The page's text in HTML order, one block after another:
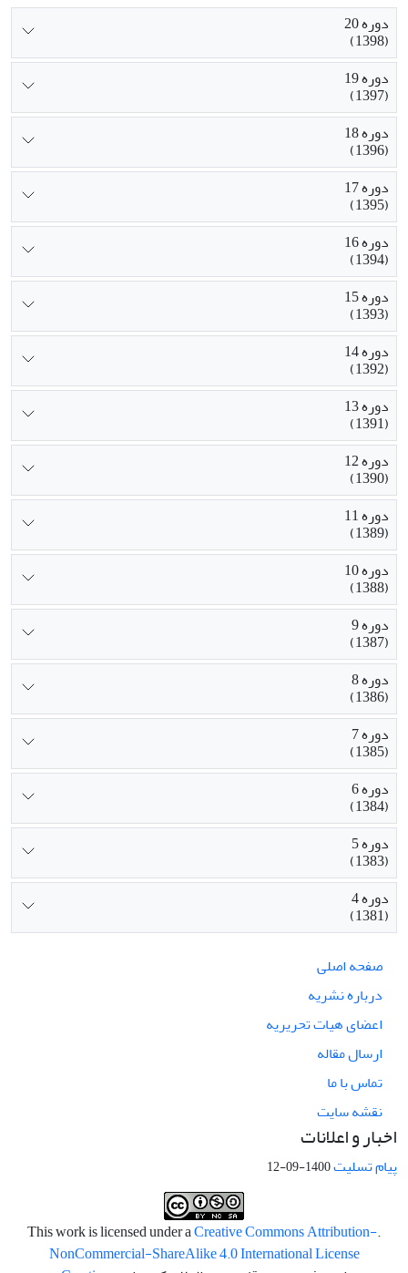
دوره 20
(1398)
دوره 19
(1397)
دوره 18
(1396)
دوره 17
(1395)
دوره 16
(1394)
دوره 15
(1393)
دوره 14
(1392)
دوره 13
(1391)
دوره 12
(1390)
دوره 11
(1389)
دوره 10
(1388)
دوره 9
(1387)
دوره 8
(1386)
دوره 7
(1385)
دوره 6
(1384)
دوره 5
(1383)
دوره 4
(1381)
صفحه اصلی
درباره نشریه
اعضای هیات تحریریه
ارسال مقاله
تماس با ما
نقشه سایت
اخبار و اعلانات
پیام تسلیت1400-09-12
.This work is licensed under a
Creative Commons Attribution-
NonCommercial-ShareAlike 4.0 International License